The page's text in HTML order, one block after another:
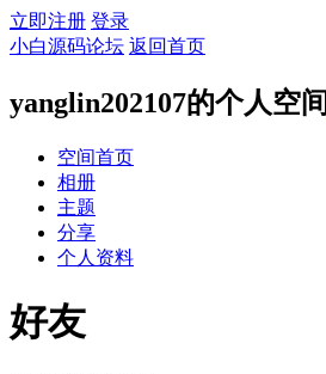
立即注册 登录
小白源码论坛 返回首页
yanglin202107的个人空间
空间首页
相册
主题
分享
个人资料
好友